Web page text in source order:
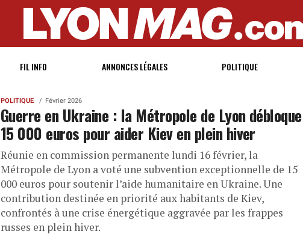
FIL INFO ANNONCES LÉGALES POLITIQUE
POLITIQUE Février 2026
Guerre en Ukraine : la Métropole de Lyon débloque
15 000 euros pour aider Kiev en plein hiver
Réunie en commission permanente lundi 16 février, la
Métropole de Lyon a voté une subvention exceptionnelle de 15
000 euros pour soutenir l’aide humanitaire en Ukraine. Une
contribution destinée en priorité aux habitants de Kiev,
confrontés à une crise énergétique aggravée par les frappes
russes en plein hiver.